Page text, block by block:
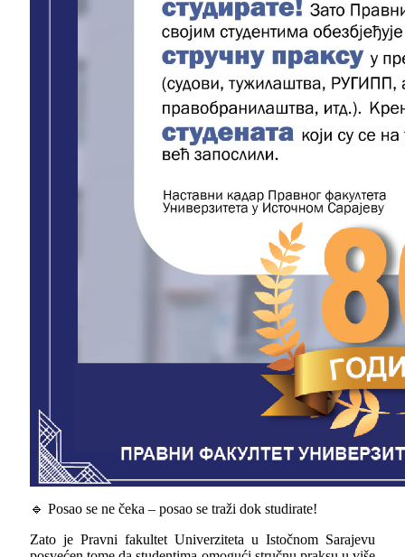
🔹 Posao se ne čeka – posao se traži dok studirate!
Zato je Pravni fakultet Univerziteta u Istočnom Sarajevu